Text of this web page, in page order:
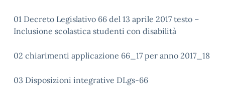
01 Decreto Legislativo 66 del 13 aprile 2017 testo –
Inclusione scolastica studenti con disabilità
02 chiarimenti applicazione 66_17 per anno 2017_18
03 Disposizioni integrative DLgs-66